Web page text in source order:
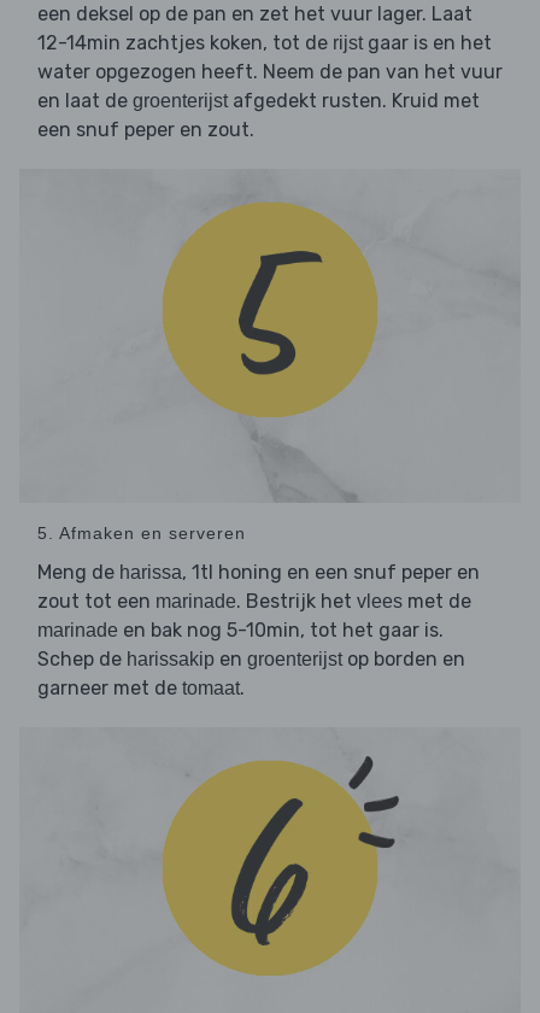
een deksel op de pan en zet het vuur lager. Laat
12-14min zachtjes koken, tot de rijst gaar is en het
water opgezogen heeft. Neem de pan van het vuur
en laat de groenterijst afgedekt rusten. Kruid met
een snuf peper en zout.
5. Afmaken en serveren
Meng de harissa, 1tl honing en een snuf peper en
zout tot een marinade. Bestrijk het vlees met de
marinade en bak nog 5-10min, tot het gaar is.
Schep de harissakip en groenterijstop borden en
garneer met de tomaat.